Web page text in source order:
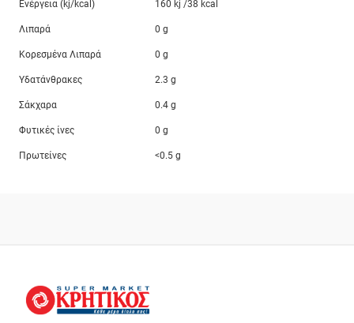
Ενέργεια (kj/kcal) 160 kj /38 kcal
Λιπαρά 0 g
Κορεσμένα Λιπαρά 0 g
Υδατάνθρακες 2.3 g
Σάκχαρα 0.4 g
Φυτικές ίνες 0 g
Πρωτείνες <0.5 g